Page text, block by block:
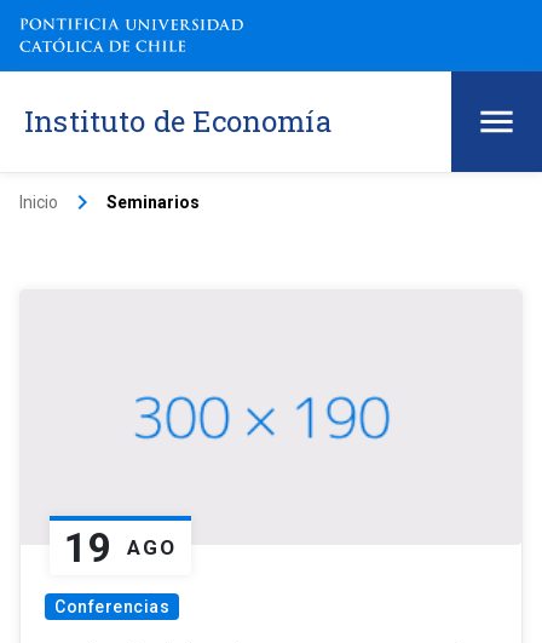
Instituto de Economía
Inicio keyboard_arrow_right Seminarios
19 AGO
Conferencias